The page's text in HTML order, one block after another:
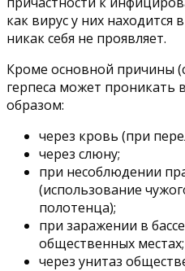
как вирус у них находится
никак себя не проявляет.
Кроме основной причины
герпеса может
образом:
через кровь (при
через слюну;
при несоблюдении
(использование
полотенца);
при заражении в
общественных местах;
через унитаз